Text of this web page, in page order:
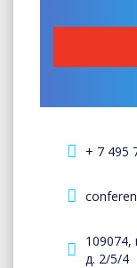
+ 7 495
109074,
д. 2/5/4